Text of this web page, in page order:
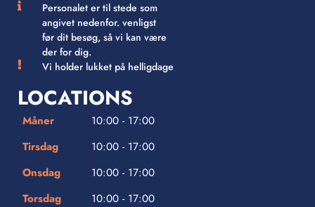
Personalet er til stede som
angivet nedenfor. venligst
før dit besøg, så vi kan være
der for dig.
Vi holder lukket på helligdage
LOCATIONS
Måner
10:00 - 17:00
Tirsdag
10:00 - 17:00
Onsdag
10:00 - 17:00
Torsdag
10:00 - 17:00